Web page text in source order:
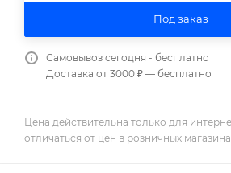
Под заказ
Самовывоз сегодня - бесплатно
Доставка от 3000 ₽ — бесплатно
Цена действительна только для
отличаться от цен в розничных